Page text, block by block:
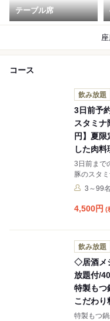
テーブル席
コース
飲み放題
3日前予
スタミ
円】夏
した肉
3日前まで
豚のスタ
＆ベーコ
モン陶板
のご希望
3～99
4,500円 (
飲み放題
◇居酒メ
放題付/
特製もつ
こだわり
特製もつ